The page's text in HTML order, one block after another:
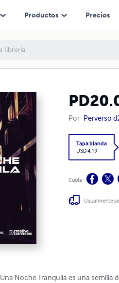
Productos Precios
Por Perverso
Tapa blanda
USD 4,19
Cuota
Usualmente
Una Noche Tranquila es una semilla